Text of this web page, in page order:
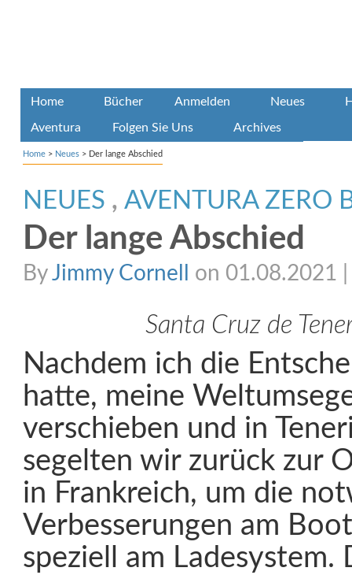
Home Bücher Anmelden Neues
Aventura Folgen Sie Uns Archives
Home > Neues > Der lange Abschied
NEUES , AVENTURA ZERO
Der lange Abschied
ByJimmy Cornell on 01.08.2021 |
Santa Cruz de
Nachdem ich die
hatte, meine
verschieben und in
segelten wir zurück zur
in Frankreich, um die
Verbesserungen am
speziell am Ladesystem.